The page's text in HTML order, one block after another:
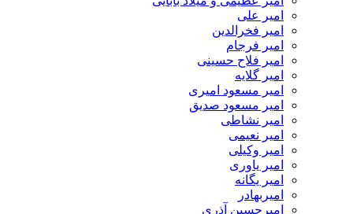
امیر علی
امیر فخرالدین
امیر فرجام
امیر فلاح حسینی
امیر گلایه
امیر مسعود امیری
امیر مسعود صدیق
امیر نشاطی
امیر نعیمی
امیر وکیلی
امیر یاوری
امیر یگانه
امیربهادر
امیرحسین آذری